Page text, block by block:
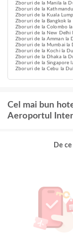
Zboruri de la Manila la
Zboruri de la
Zboruri de la Kuala
Zboruri de la Bangkok la
Zboruri de la Colombo
Zboruri de la New Delhi
Zboruri de la Amman la
Zboruri de la Mumbai la
Zboruri de la Kochi la
Zboruri de la Dhaka la
Zboruri de la Singapore
Zboruri de la Cebu la
Cel mai bun
Aeroportul
De